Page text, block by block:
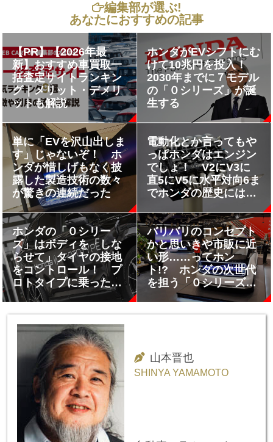
編集部が選ぶ!
あなたにおすすめの記事
【PR】【2026年最
新】おすすめ車買取一
括査定サイトランキン
グ｜メリット・デメリ
ットも解説
ホンダがEVシフトにむ
けて10兆円を投入！
2030年までに７モデル
の「０シリーズ」が誕
生する
単に「EVを沢山出しま
す」じゃないぞ！ ホ
ンダが惜しげもなく披
露した製造技術の数々
が驚きの連続だった
電動化とか言ってもや
っぱホンダはエンジン
でしょ！ V2にV3に
直5にV5に水平対向6ま
でホンダの歴史にはあ
が揃っていた!!
ホンダの「０シリー
ズ」はボディを「しな
らせて」タイヤの接地
をコントロール！ プ
ロトタイプに乗ったら
単に「BEVを沢山出し
いことがわかった!!
バリバリのコンセプト
かと思いきや市販に近
い形……ってホン
ト!? ホンダの次世代
を担う「０シリーズ」
が日本で公開された
山本晋也
SHINYA YAMAMOTO